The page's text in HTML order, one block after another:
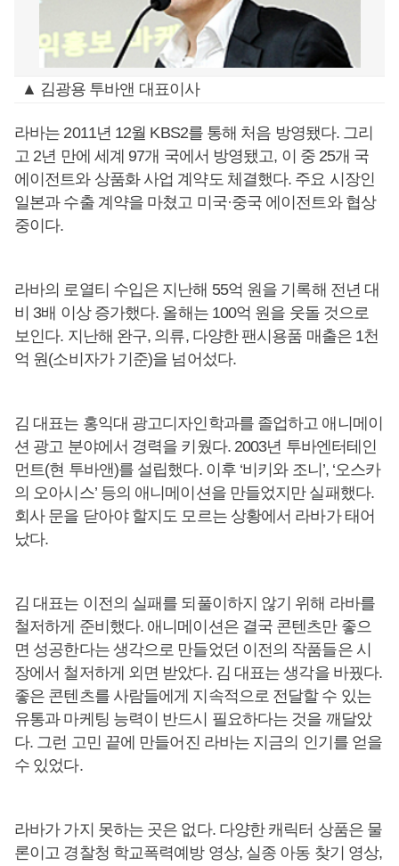
▲ 김광용 투바앤 대표이사
라바는 2011년 12월 KBS2를 통해 처음 방영됐다. 그리
고 2년 만에 세계 97개 국에서 방영됐고, 이 중 25개 국
에이전트와 상품화 사업 계약도 체결했다. 주요 시장인
일본과 수출 계약을 마쳤고 미국·중국 에이전트와 협상
중이다.
라바의 로열티 수입은 지난해 55억 원을 기록해 전년 대
비 3배 이상 증가했다. 올해는 100억 원을 웃돌 것으로
보인다. 지난해 완구, 의류, 다양한 팬시용품 매출은 1천
억 원(소비자가 기준)을 넘어섰다.
김 대표는 홍익대 광고디자인학과를 졸업하고 애니메이
션 광고 분야에서 경력을 키웠다. 2003년 투바엔터테인
먼트(현 투바앤)를 설립했다. 이후 ‘비키와 조니’, ‘오스카
의 오아시스’ 등의 애니메이션을 만들었지만 실패했다.
회사 문을 닫아야 할지도 모르는 상황에서 라바가 태어
났다.
김 대표는 이전의 실패를 되풀이하지 않기 위해 라바를
철저하게 준비했다. 애니메이션은 결국 콘텐츠만 좋으
면 성공한다는 생각으로 만들었던 이전의 작품들은 시
장에서 철저하게 외면 받았다. 김 대표는 생각을 바꿨다.
좋은 콘텐츠를 사람들에게 지속적으로 전달할 수 있는
유통과 마케팅 능력이 반드시 필요하다는 것을 깨달았
다. 그런 고민 끝에 만들어진 라바는 지금의 인기를 얻을
수 있었다.
라바가 가지 못하는 곳은 없다. 다양한 캐릭터 상품은 물
론이고 경찰청 학교폭력예방 영상, 실종 아동 찾기 영상,